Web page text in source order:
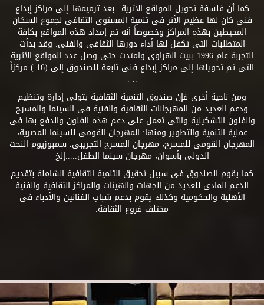
كما أن فلسفة تحويل المواقع الأثرية –بعد ترميمها–إلى مراكز إبداع
فنى كان لها عظيم الأثر فى تنمية المستوى الثقافى لجموع السكان
المحيطين بهذه المراكز وخصوصاً أنه تم إمداد هذه المواقع بكافة
المتطلبات التى تكفل لها أداء دورها الثقافى والفنى. وقد بدأت
التجربة عام 1996 ببيت الهراوى وامتدت حتى وصل عدد المواقع الأثرية
التى تم تحويلها إلى مراكز إبداع فنى تابعة للصندوق إلى (16 ) مركزاً
.. .
ومن ناحية أخرى فإن صندوق التنمية الثقافية يتولى إدارة وتنظيم
ودعم العديد من المهرجانات الثقافية والفنية فى السينما والمسرح
والفنون التشكيلية والتى تعمل على دعم هذه الفنون والدفع بها فى
عملية التنمية والتطوير ومنها: المهرجان القومى للسينما المصرية،
المهرجان القومى للمسرح، مهرجان المسرح التجريبى، سمبوزيوم النحت
الدولى بأسوان، مهرجان سينما الطفل.....إلخ
كما يقوم الصندوق فى سبيل تحقيق التنمية الثقافية الشاملة بتقديم
الدعم المادى للعديد من الجهات والهيئات والمراكز الثقافية والفنية
الأهلية والحكومية وكذلك يقوم بدعم شباب الفنانين والأدباء فى
مختلف فروع الثقافة.